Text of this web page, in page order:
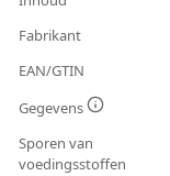
Fabrikant
EAN/GTIN
Gegevens
Sporen van
voedingsstoffen